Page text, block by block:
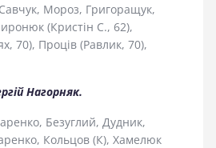
Мороз, Григоращук,
(Кристін С., 62),
70), Проців (Равлик, 70),
Нагорняк.
Безуглий, Дудник,
Кольцов (К), Хамелюк